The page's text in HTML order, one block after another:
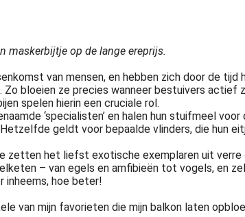
maskerbijtje op de lange ereprijs.
van mensen, en hebben zich door de
Zo bloeien ze precies wanneer bestuivers actief
spelen hierin een cruciale rol.
‘specialisten’ en halen hun stuifmeel voor
geldt voor bepaalde vlinders, die hun
zetten het liefst exotische exemplaren uit verre
– van egels en amfibieën tot vogels, en
inheems, hoe beter!
van mijn favorieten die mijn balkon laten